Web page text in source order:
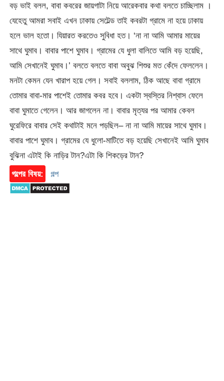
বড় ভাই বলল, বাবা কবরের জায়গাটা নিয়ে আরেকবার কথা বলতে চাচ্ছিলাম ।
যেহেতু আমরা সবাই এখন ঢাকায় সেটেল্ড তাই কবরটা গ্রামে না হয়ে ঢাকায়
হলে ভাল হতো। যিয়ারত করতেও সুবিধা হত। ‘না না আমি আমার মায়ের
সাথে ঘুমাব। বাবার পাশে ঘুমাব। গ্রামের যে ধুলা বালিতে আমি বড় হয়েছি,
আমি সেখানেই ঘুমাব।’ বলতে বলতে বাবা অবুঝ শিশুর মত কেঁদে ফেললেন।
মনটা কেমন যেন খারাপ হয়ে গেল। সবাই বললাম, ঠিক আছে বাবা গ্রামে
তোমার বাবা-মার পাশেই তোমার কবর হবে। একটা স্বস্তির নিশ্বাস ফেলে
বাবা ঘুমাতে গেলেন। আর জাগলেন না। বাবার মৃত্যর পর আমার কেবল
ঘুরেফিরে বাবার সেই কথাটাই মনে পড়ছিল– না না আমি মায়ের সাথে ঘুমাব।
বাবার পাশে ঘুমাব। গ্রামের যে ধুলো-মাটিতে বড় হয়েছি সেখানেই আমি ঘুমাব
বুঝিনা এটাই কি নাড়ির টান?এটা কি শিকড়ের টান?
গল্পের বিষয়:
গল্প